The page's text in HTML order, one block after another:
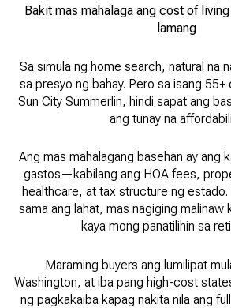
Bakit mas mahalaga ang cost of
lamang
Sa simula ng home search, natural na
sa presyo ng bahay. Pero sa isang
Sun City Summerlin, hindi sapat ang
ang tunay na
Ang mas mahalagang basehan ay ang
gastos—kabilang ang HOA fees,
healthcare, at tax structure ng
sama ang lahat, mas nagiging malinaw
kaya mong panatilihin sa
Maraming buyers ang lumilipat
Washington, at iba pang high-cost
ng pagkakaiba kapag nakita nila ang